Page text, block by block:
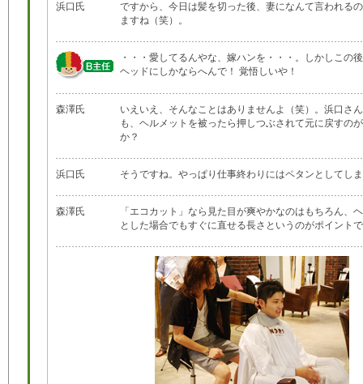
浜口氏
ですから、今日は髪を切った後、妻になんて言われる
ますね（笑）。
・・・愛してるんやな、嫁ハンを・・・。しかしこの
ヘッドにしかならへんで！ 覚悟しいや！
森澤氏
いえいえ、そんなことはありませんよ（笑）。浜口さ
も、ヘルメットを被ったら押しつぶされて元に戻すの
か？
浜口氏 そうですね。やっぱり仕事終わりにはペタンとしてし
森澤氏
「エコカット」なら見た目が爽やかなのはもちろん、
とした場合でもすぐに直せる長さというのがポイント